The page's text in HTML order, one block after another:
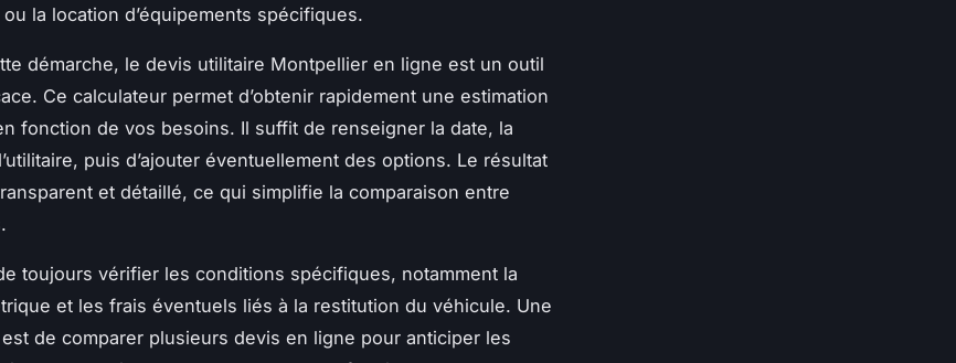
la location d’équipements spécifiques.
démarche, le devis utilitaire Montpellier en ligne est un outil
Ce calculateur permet d’obtenir rapidement une estimation
fonction de vos besoins. Il suffit de renseigner la date, la
puis d’ajouter éventuellement des options. Le résultat
et détaillé, ce qui simplifie la comparaison entre
toujours vérifier les conditions spécifiques, notamment la
et les frais éventuels liés à la restitution du véhicule. Une
de comparer plusieurs devis en ligne pour anticiper les